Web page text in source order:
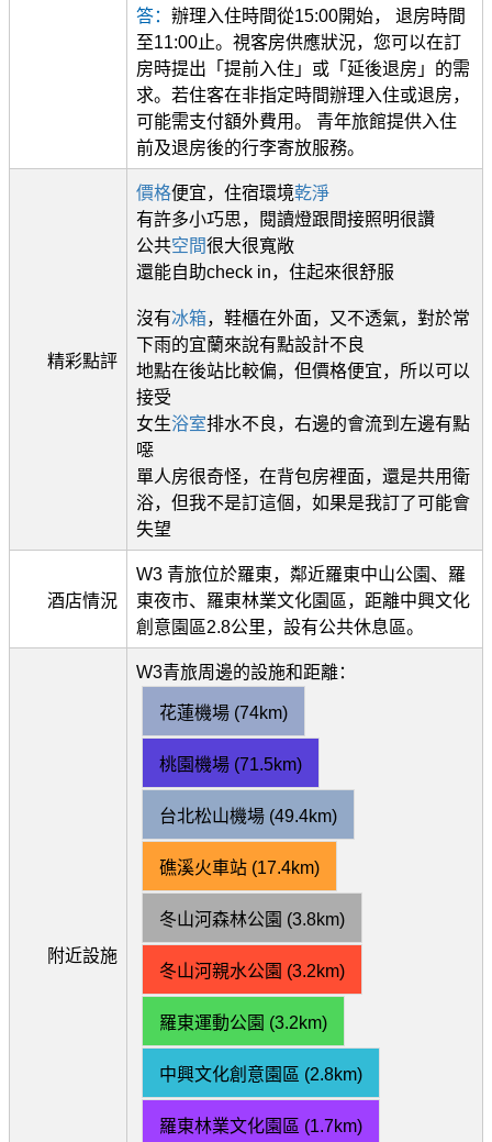
答： 辦理入住時間從15:00開始， 退房時間
至11:00止。視客房供應狀況，您可以在訂
房時提出「提前入住」或「延後退房」的需
求。若住客在非指定時間辦理入住或退房，
可能需支付額外費用。 青年旅館提供入住
前及退房後的行李寄放服務。
精彩點評
價格便宜，住宿環境乾淨
有許多小巧思，閱讀燈跟間接照明很讚
公共空間很大很寬敞
還能自助check in，住起來很舒服
沒有冰箱，鞋櫃在外面，又不透氣，對於常
下雨的宜蘭來說有點設計不良
地點在後站比較偏，但價格便宜，所以可以
接受
女生浴室排水不良，右邊的會流到左邊有點
噁
單人房很奇怪，在背包房裡面，還是共用衛
浴，但我不是訂這個，如果是我訂了可能會
失望
酒店情況
W3 青旅位於羅東，鄰近羅東中山公園、羅
東夜市、羅東林業文化園區，距離中興文化
創意園區2.8公里，設有公共休息區。
附近設施
W3青旅周邊的設施和距離：
花蓮機場 (74km)
桃園機場 (71.5km)
台北松山機場 (49.4km)
礁溪火車站 (17.4km)
冬山河森林公園 (3.8km)
冬山河親水公園 (3.2km)
羅東運動公園 (3.2km)
中興文化創意園區 (2.8km)
羅東林業文化園區 (1.7km)